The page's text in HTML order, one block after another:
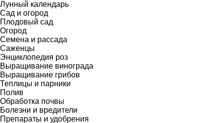
Лунный календарь
Сад и огород
Плодовый сад
Огород
Семена и рассада
Саженцы
Энциклопедия роз
Выращивание винограда
Выращивание грибов
Теплицы и парники
Полив
Обработка почвы
Болезни и вредители
Препараты и удобрения